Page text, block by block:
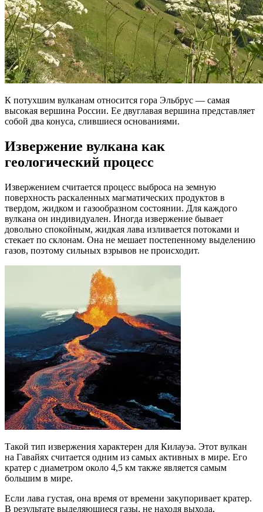
К потухшим вулканам относится гора Эльбрус — самая
высокая вершина России. Ее двуглавая вершина представляет
собой два конуса, слившиеся основаниями.
Извержение вулкана как
геологический процесс
Извержением считается процесс выброса на земную
поверхность раскаленных магматических продуктов в
твердом, жидком и газообразном состоянии. Для каждого
вулкана он индивидуален. Иногда извержение бывает
довольно спокойным, жидкая лава изливается потоками и
стекает по склонам. Она не мешает постепенному выделению
газов, поэтому сильных взрывов не происходит.
Такой тип извержения характерен для Килауэа. Этот вулкан
на Гавайях считается одним из самых активных в мире. Его
кратер с диаметром около 4,5 км также является самым
большим в мире.
Если лава густая, она время от времени закупоривает кратер.
В результате выделяющиеся газы, не находя выхода,